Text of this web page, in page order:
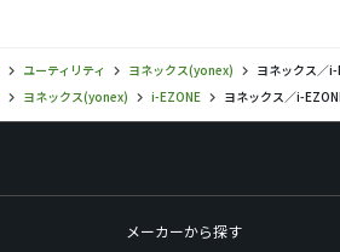
ユーティリティ ヨネックス(yonex)
ヨネックス／
ヨネックス(yonex) i-EZONE ヨネックス／i-
メーカーから探す